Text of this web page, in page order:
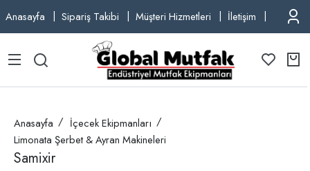
Anasayfa Sipariş Takibi Müşteri Hizmetleri İletişim TEL:
Anasayfa
İçecek Ekipmanları
Limonata Şerbet & Ayran Makineleri
Samixir